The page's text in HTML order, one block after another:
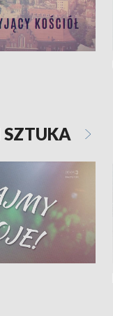
SZTUKA